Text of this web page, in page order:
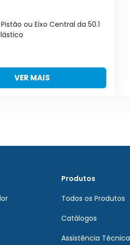
ou Eixo Central da 50.1
VER MAIS
Produtos
Todos os Produtos
Catálogos
Assistência Técnica